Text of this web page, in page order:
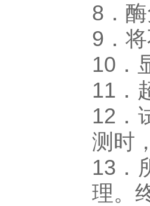
8．
9．
10．
11．
12．
测时
13．
理。